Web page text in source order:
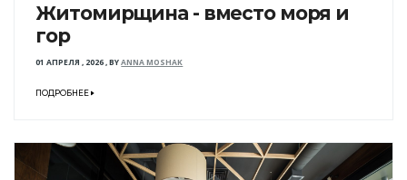
Житомирщина - вместо моря и
гор
01 АПРЕЛЯ , 2026,BYANNA MOSHAK
ПОДРОБНЕЕ